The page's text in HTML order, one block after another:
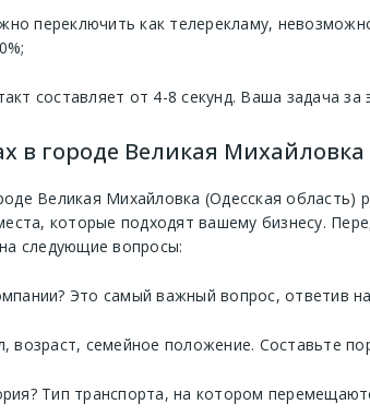
переключить как телерекламу,
составляет от 4-8 секунд. Ваша задача
в городе Великая Михайловка
Великая Михайловка (Одесская
которые подходят вашему бизнесу.
следующие вопросы:
Это самый важный вопрос,
возраст, семейное положение. Составьте
Тип транспорта, на котором